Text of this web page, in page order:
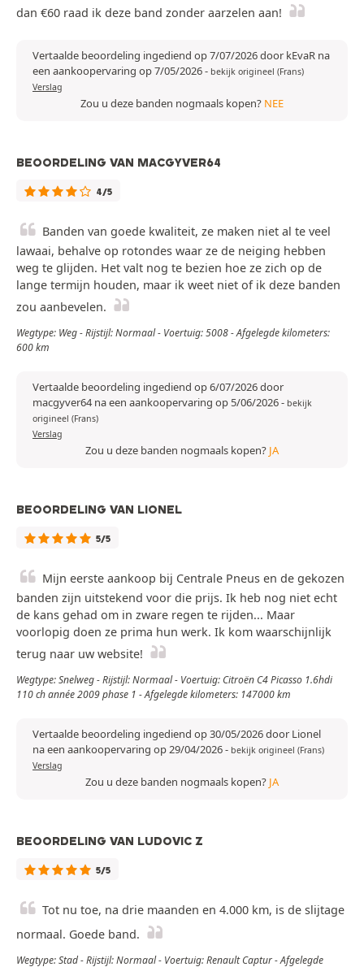
dan €60 raad ik deze band zonder aarzelen aan!
Vertaalde beoordeling ingediend op 7/07/2026 door kEvaR na
een aankoopervaring op 7/05/2026- bekijk origineel (Frans)
Verslag
Zou u deze banden nogmaals kopen? NEE
BEOORDELING VAN MACGYVER64
4/5
Banden van goede kwaliteit, ze maken niet al te veel
lawaai, behalve op rotondes waar ze de neiging hebben
weg te glijden. Het valt nog te bezien hoe ze zich op de
lange termijn houden, maar ik weet niet of ik deze banden
zou aanbevelen.
Wegtype: Weg - Rijstijl: Normaal - Voertuig: 5008 - Afgelegde kilometers:
600 km
Vertaalde beoordeling ingediend op 6/07/2026 door
macgyver64 na een aankoopervaring op 5/06/2026- bekijk
origineel (Frans)
Verslag
Zou u deze banden nogmaals kopen? JA
BEOORDELING VAN LIONEL
5/5
Mijn eerste aankoop bij Centrale Pneus en de gekozen
banden zijn uitstekend voor die prijs. Ik heb nog niet echt
de kans gehad om in zware regen te rijden... Maar
voorlopig doen ze prima hun werk. Ik kom waarschijnlijk
terug naar uw website!
Wegtype: Snelweg - Rijstijl: Normaal - Voertuig: Citroën C4 Picasso 1.6hdi
110 ch année 2009 phase 1 - Afgelegde kilometers: 147000 km
Vertaalde beoordeling ingediend op 30/05/2026 door Lionel
na een aankoopervaring op 29/04/2026- bekijk origineel (Frans)
Verslag
Zou u deze banden nogmaals kopen? JA
BEOORDELING VAN LUDOVIC Z
5/5
Tot nu toe, na drie maanden en 4.000 km, is de slijtage
normaal. Goede band.
Wegtype: Stad - Rijstijl: Normaal - Voertuig: Renault Captur - Afgelegde